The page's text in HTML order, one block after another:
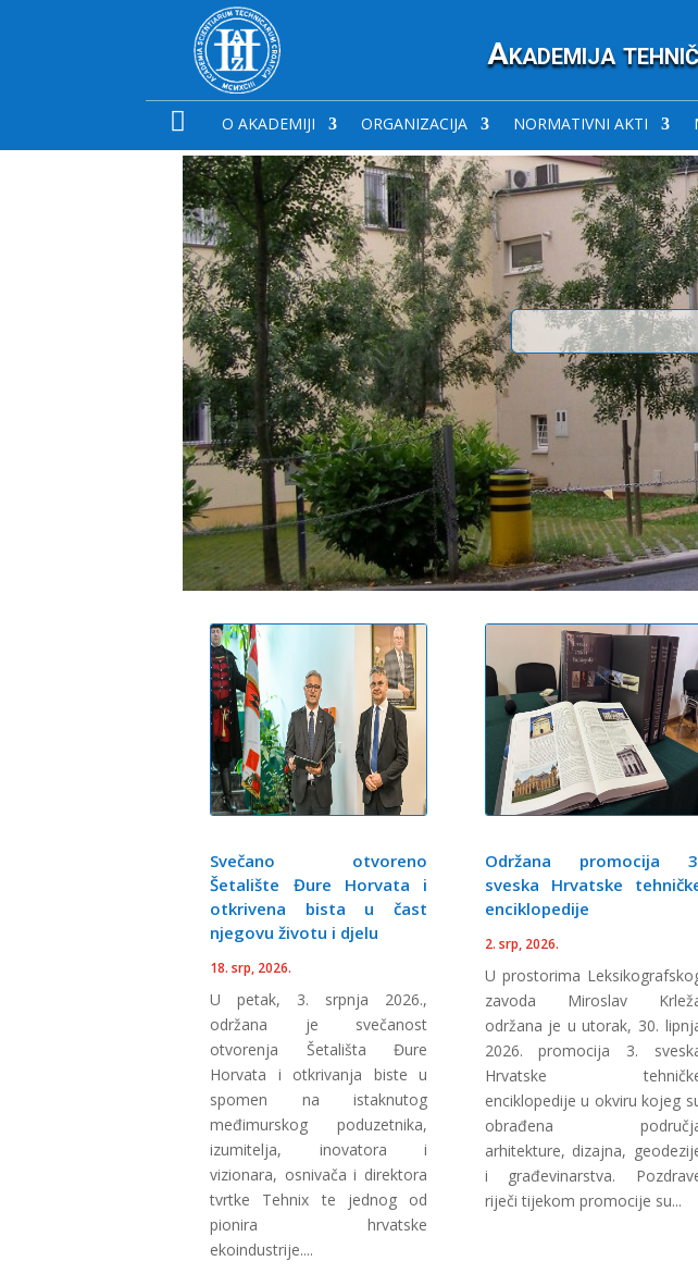
Akademija
 O AKADEMIJI ORGANIZACIJA NORMATIVNI AKTI
Svečano otvoreno
Šetalište Đure Horvata i
otkrivena bista u čast
njegovu životu i djelu
18. srp, 2026.
U petak, 3. srpnja 2026.,
održana je svečanost
otvorenja Šetališta Đure
Horvata i otkrivanja biste u
spomen na istaknutog
međimurskog poduzetnika,
izumitelja, inovatora i
vizionara, osnivača i direktora
tvrtke Tehnix te jednog od
pionira hrvatske
ekoindustrije....
Održana promocija
sveska Hrvatske
enciklopedije
2. srp, 2026.
U prostorima
zavoda Miroslav
održana je u utorak, 30.
2026. promocija 3.
Hrvatske
enciklopedije u okviru kojeg
obrađena
arhitekture, dizajna,
i građevinarstva.
riječi tijekom promocije su...